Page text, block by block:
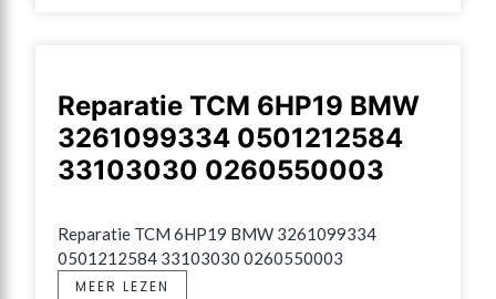
Reparatie TCM 6HP19 BMW
3261099334 0501212584
33103030 0260550003
Reparatie TCM 6HP19 BMW 3261099334
0501212584 33103030 0260550003
MEER LEZEN